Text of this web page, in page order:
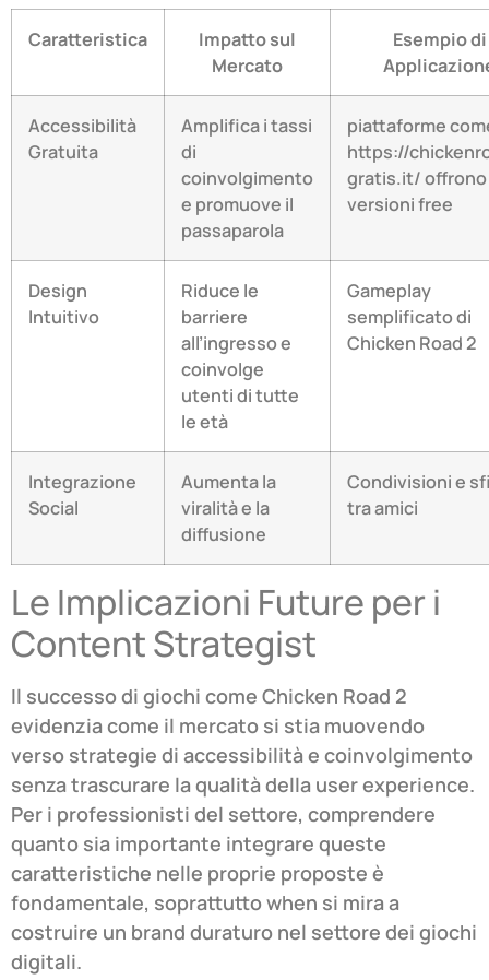
Caratteristica
Impatto sul
Mercato
Esempio di
Accessibilità
Gratuita
Amplifica i tassi
di
coinvolgimento
e promuove il
passaparola
piattaforme
https://
gratis.it/ offrono
versioni free
Design
Intuitivo
Riduce le
barriere
all’ingresso e
coinvolge
utenti di tutte
le età
Gameplay
semplificato di
Chicken Road 2
Integrazione
Social
Aumenta la
viralità e la
diffusione
Condivisioni e
tra amici
Le Implicazioni Future per i
Content Strategist
Il successo di giochi come Chicken Road 2
evidenzia come il mercato si stia muovendo
verso strategie di accessibilità e coinvolgimento
senza trascurare la qualità della user experience.
Per i professionisti del settore, comprendere
quanto sia importante integrare queste
caratteristiche nelle proprie proposte è
fondamentale, soprattutto when si mira a
costruire un brand duraturo nel settore dei giochi
digitali.